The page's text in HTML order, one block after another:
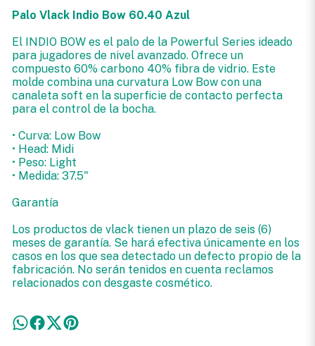
Palo Vlack Indio Bow 60.40 Azul
El INDIO BOW es el palo de la Powerful Series ideado
para jugadores de nivel avanzado. Ofrece un
compuesto 60% carbono 40% fibra de vidrio. Este
molde combina una curvatura Low Bow con una
canaleta soft en la superficie de contacto perfecta
para el control de la bocha.
• Curva: Low Bow
• Head: Midi
• Peso: Light
• Medida: 37.5"
Garantía
Los productos de vlack tienen un plazo de seis (6)
meses de garantía. Se hará efectiva únicamente en los
casos en los que sea detectado un defecto propio de la
fabricación. No serán tenidos en cuenta reclamos
relacionados con desgaste cosmético.